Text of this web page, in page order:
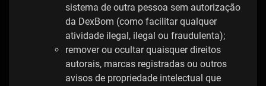
sistema de outra pessoa sem autorização
da DexBom (como facilitar qualquer
atividade ilegal, ilegal ou fraudulenta);
remover ou ocultar quaisquer direitos
autorais, marcas registradas ou outros
avisos de propriedade intelectual que